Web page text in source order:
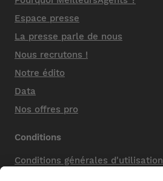
Espace presse
La presse parle de nous
Nous recrutons !
Notre édito
Data
Nos offres pro
Conditions
Conditions générales d'utilisation